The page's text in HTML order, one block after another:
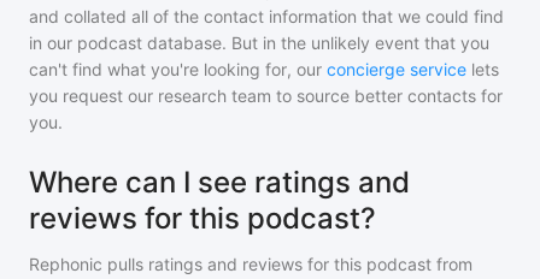
and collated all of the contact information that we could find
in our podcast database. But in the unlikely event that you
can't find what you're looking for, our concierge service lets
you request our research team to source better contacts for
you.
Where can I see ratings and
reviews for this podcast?
Rephonic pulls ratings and reviews for this podcast from